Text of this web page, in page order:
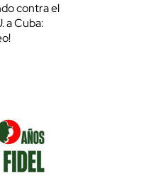
contra el
a Cuba: